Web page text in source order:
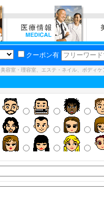
クーポン有
美容室・理容室、エステ・ネイル、ボディ